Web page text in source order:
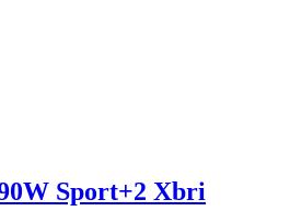
Sport+2 Xbri